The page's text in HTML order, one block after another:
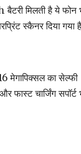
मिलती है ये फोन
स्कैनर दिया गया
मेगापिक्सल का सेल्फी
फास्ट चार्जिंग सपॉर्ट